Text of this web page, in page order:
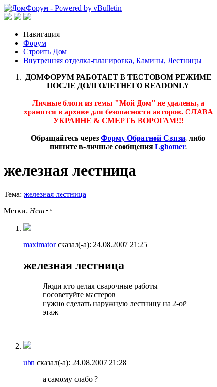
Навигация
Форум
Строить Дом
Внутренняя отделка-планировка, Камины, Лестницы
ДОМФОРУМ РАБОТАЕТ В ТЕСТОВОМ РЕЖИМЕ
ПОСЛЕ ДОЛГОЛЕТНЕГО READONLY
Личные блоги из темы "Мой Дом" не удалены, а
хранятся в архиве для безопасности авторов. СЛАВА
УКРАИНЕ & СМЕРТЬ ВОРОГАМ!!!
Обращайтесь через Форму Обратной Связи, либо
пишите в-личные сообщения Lghomer.
железная лестница
Тема: железная лестница
Метки: Нет
maximatorсказал(-а): 24.08.2007 21:25
железная лестница
Люди кто делал сварочные работы
посоветуйте мастеров
нужно сделать наружную лестницу на 2-ой
этаж
ubn сказал(-а): 24.08.2007 21:28
а самому слабо ?